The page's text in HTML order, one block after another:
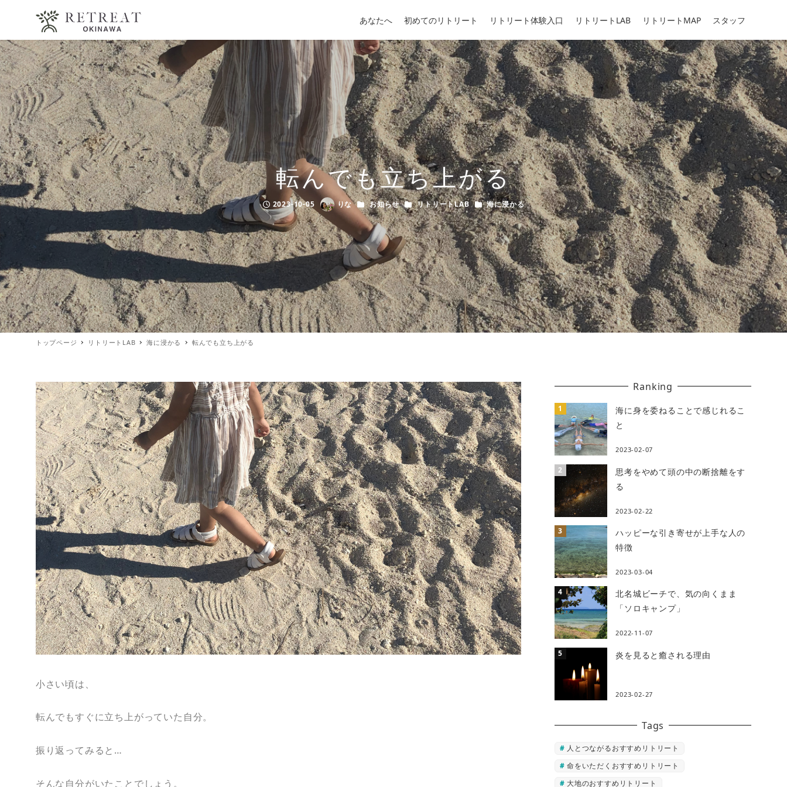
あなたへ 初めてのリトリート リトリート体験入口 リトリートLAB リトリートMAP スタッフ
転んでも立ち上がる
Published
2023-10-05
Author
りな カテゴリー
お知らせ カテゴリー
リトリートLAB カテゴリー
海に浸かる
トップページ リトリートLAB 海に浸かる 転んでも立ち上がる
小さい頃は、
転んでもすぐに立ち上がっていた自分。
振り返ってみると…
そんな自分がいたことでしょう。
Ranking
海に身を委ねることで感じれるこ
と
2023-02-07
思考をやめて頭の中の断捨離をす
る
2023-02-22
ハッピーな引き寄せが上手な人の
特徴
2023-03-04
北名城ビーチで、気の向くまま
「ソロキャンプ」
2022-11-07
炎を見ると癒される理由
2023-02-27
Tags
人とつながるおすすめリトリート
命をいただくおすすめリトリート
大地のおすすめリトリート